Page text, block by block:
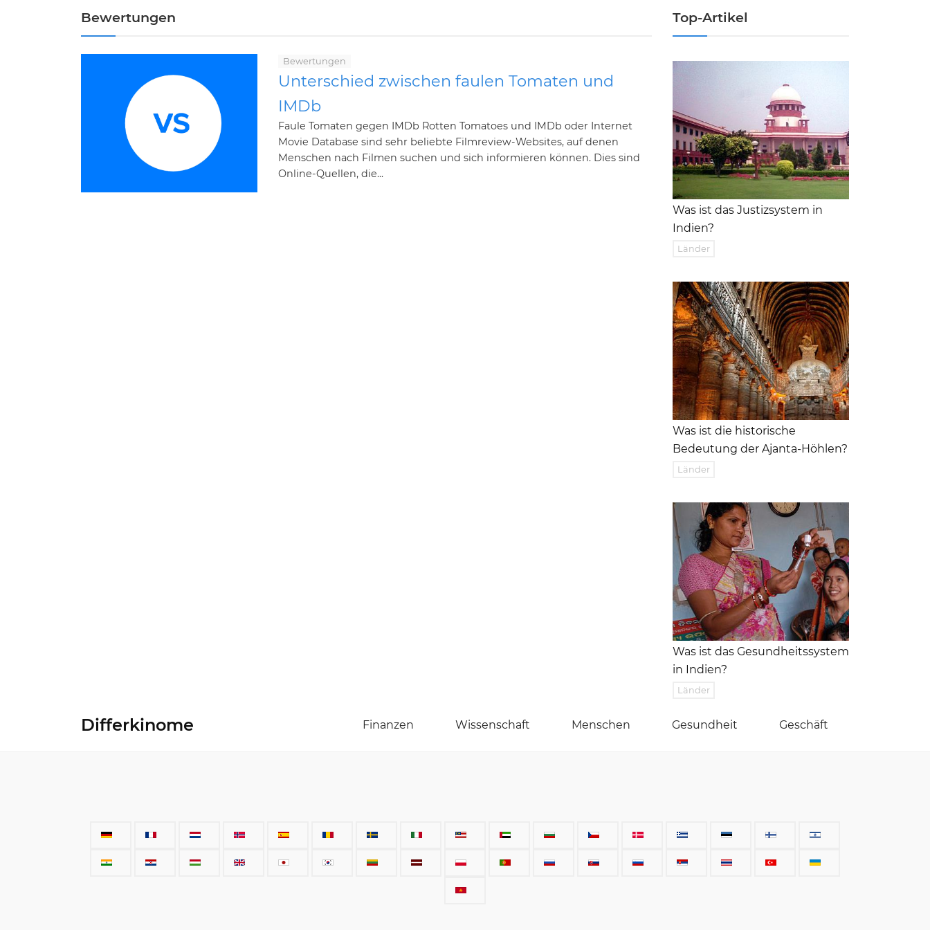
Bewertungen
Bewertungen
Unterschied zwischen faulen Tomaten und
IMDb
Faule Tomaten gegen IMDb Rotten Tomatoes und IMDb oder Internet
Movie Database sind sehr beliebte Filmreview-Websites, auf denen
Menschen nach Filmen suchen und sich informieren können. Dies sind
Online-Quellen, die...
Top-Artikel
Was ist das Justizsystem in
Indien?
Länder
Was ist die historische
Bedeutung der Ajanta-Höhlen?
Länder
Was ist das Gesundheitssystem
in Indien?
Länder
Differkinome Finanzen Wissenschaft Menschen Gesundheit Geschäft